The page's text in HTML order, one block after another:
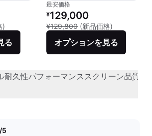
価格：
) 新品との比較：¥118,612
る
最安価格
リファービッシュ品の価格：
¥129,000
¥129,800 (新品価格)
オプションを見る
耐久性パフォーマンススクリーン品質
5